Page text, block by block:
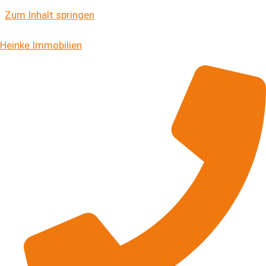
Zum Inhalt springen
Heinke Immobilien
Unsere kostenlosen Ratgeber und
Die Immobilien-Ratgeber geben Ihnen einen
umfangreichen Einblick in die verschiedensten
Immobilien-Themen. Die Immobilienbranche ist nicht
einfach. Es gibt viele Regeln und Fallstricke, die es zu
beachten gilt. Unsere Ratgeber sind für Sie deshalb
unverzichtbares Material. Wir machen Sie zum Profi und